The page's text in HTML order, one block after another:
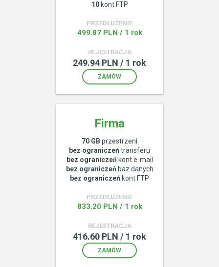
10kont FTP
PRZEDŁUŻENIE
499.87 PLN / 1 rok
REJESTRACJA
249.94 PLN / 1 rok
ZAMÓW
Firma
70 GB przestrzeni
bez ograniczeń transferu
bez ograniczeń kont e-mail
bez ograniczeń baz danych
bez ograniczeń kont FTP
PRZEDŁUŻENIE
833.20 PLN / 1 rok
REJESTRACJA
416.60 PLN / 1 rok
ZAMÓW